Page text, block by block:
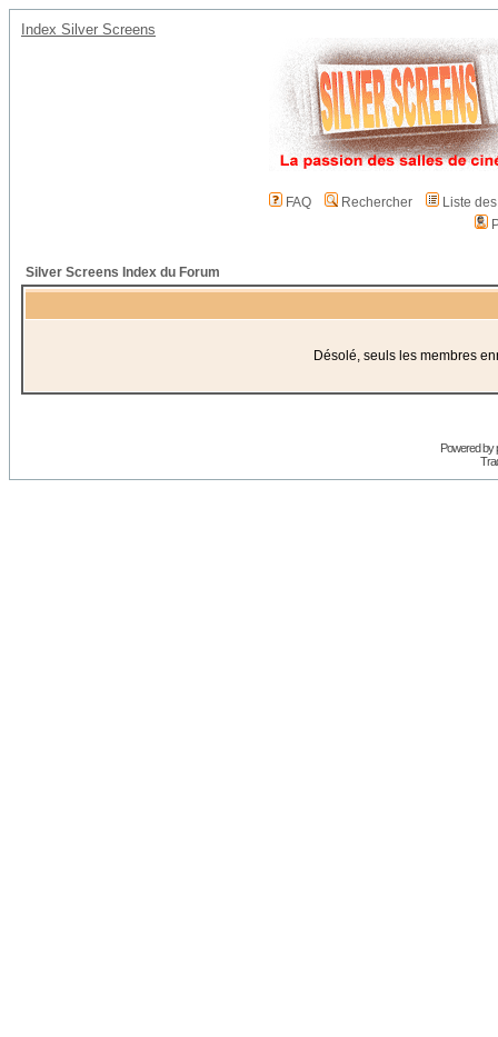
Index Silver Screens
FAQ Rechercher
Liste
Silver Screens Index du Forum
Désolé, seuls les membres
Powered by